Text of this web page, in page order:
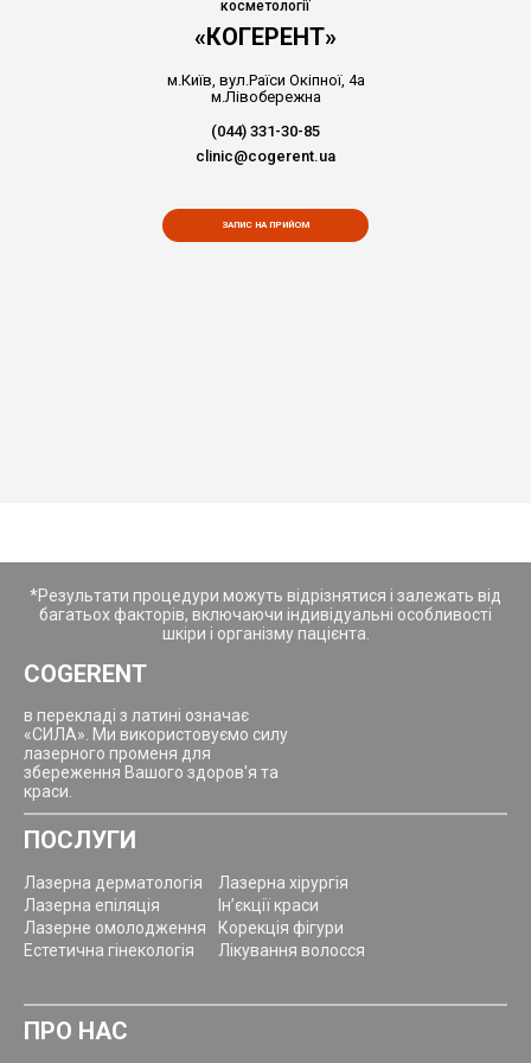
14 Травня 2021
Воронюк Алеся Ивановна - самый лучший
косметолог Киева! Хожу к ней уже несколько лет и
найти. Плюс, она очень грамотный доктор и никогда
не посоветует лишнего. Люблю искренне!
косметології
«КОГЕРЕНТ»
м.Київ, вул.Раїси Окіпної, 4а
м.Лівобережна
(044) 331-30-85
clinic@cogerent.ua
ЗАПИС НА ПРИЙОМ
*Результати процедури можуть відрізнятися і залежать від
багатьох факторів, включаючи індивідуальні особливості
шкіри і організму пацієнта.
COGERENT
в перекладі з латині означає
«СИЛА». Ми використовуємо силу
лазерного променя для
збереження Вашого здоров'я та
краси.
ПОСЛУГИ
Лазерна дерматологія
Лазерна епіляція
Лазерне омолодження
Естетична гінекологія
Лазерна хірургія
Ін’єкції краси
Корекція фігури
Лікування волосся
ПРО НАС